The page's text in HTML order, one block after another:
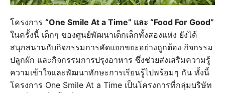
โครงการ “One Smile At a Time” และ “Food For Good”
ในครั้งนี้ เด็กๆ ของศูนย์พัฒนาเด็กเล็กทั้งสองแห่ง ยังได้
สนุกสนานกับกิจกรรมการคัดแยกขยะอย่างถูกต้อง กิจกรรม
ปลูกผัก และกิจกรรมการปรุงอาหาร ซึ่งช่วยส่งเสริมความรู้
ความเข้าใจและพัฒนาทักษะการเรียนรู้ไปพร้อมๆ กัน ทั้งนี้
โครงการ One Smile At a Time เป็นโครงการที่กลุ่มบริษัท